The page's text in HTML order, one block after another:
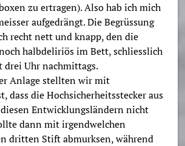
zu ertragen). Also hab ich mich
aufgedrängt. Die Begrüssung
recht nett und knapp, den die
halbdeliriös im Bett, schliesslich
drei Uhr nachmittags.
Anlage stellten wir mit
dass die Hochsicherheitsstecker aus
Entwicklungsländern nicht
dann mit irgendwelchen
dritten Stift abmurksen, während